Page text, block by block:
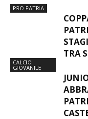
PRO PATRIA
TRA
CALCIO
GIOVANILE